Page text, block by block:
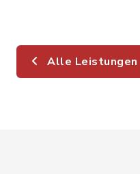
Alle Leistungen